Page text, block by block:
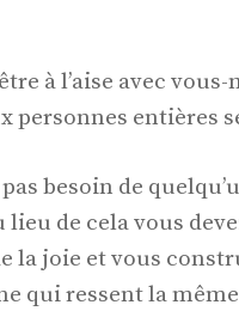
à l’aise avec
personnes entières
pas besoin de
lieu de cela vous
la joie et vous
qui ressent la